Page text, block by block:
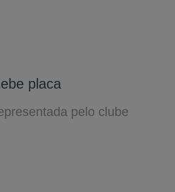
placa
pelo clube